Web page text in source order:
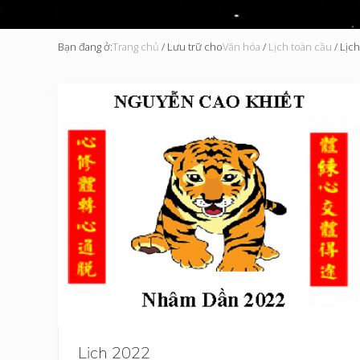
Bạn đang ở:Trang chủ / Lưu trữ choVăn hóa / Lịch toàn cầu /
Lịch 2022